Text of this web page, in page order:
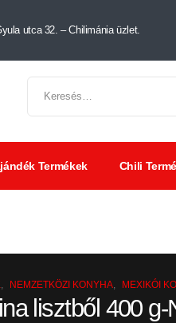
utca 32. – Chilimánia üzlet.
Termékek Chili
NEMZETKÖZI KONYHA MEXIKÓI
lisztből 400